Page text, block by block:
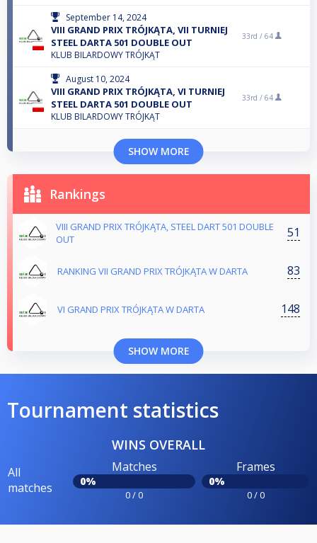
September 14, 2024
VIII GRAND PRIX TRÓJKĄTA, VII TURNIEJ
STEEL DARTA 501 DOUBLE OUT
KLUB BILARDOWY TRÓJKĄT
33rd / 64
August 10, 2024
VIII GRAND PRIX TRÓJKĄTA, VI TURNIEJ
STEEL DARTA 501 DOUBLE OUT
KLUB BILARDOWY TRÓJKĄT
33rd / 64
SHOW MORE
Rankings
VIII GRAND PRIX TRÓJKĄTA, STEEL DART 501 DOUBLE
OUT
51
RANKING VII GRAND PRIX TRÓJKĄTA W DARTA 83
VI GRAND PRIX TRÓJKĄTA W DARTA 148
SHOW MORE
Tournament statistics
WINS OVERALL
All
matches
Matches
0%
0 / 0
Frames
0%
0 / 0